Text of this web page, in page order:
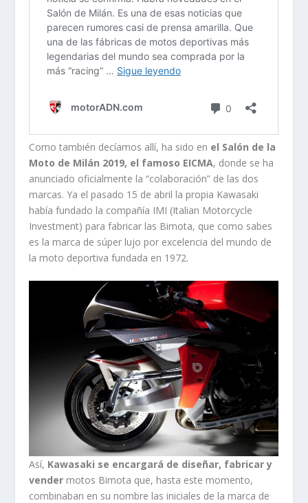
Como también decíamos allí, ha sido en el Salón de la
Moto de Milán 2019, el famoso EICMA, donde se ha
anunciado oficialmente la “colaboración” de las dos
marcas. Ya el pasado 15 de abril la propia Kawasaki
había fundado la compañía IMI (Italian Motorcycle
Investment) para fabricar las Bimota, que como sabes
es la marca de súper lujo por excelencia del mundo de
la moto deportiva fundada en 1972.
Así, Kawasaki se encargará de diseñar, fabricar y
vender motos Bimota que, hasta este momento,
combinaban en su nombre las iniciales de la marca de